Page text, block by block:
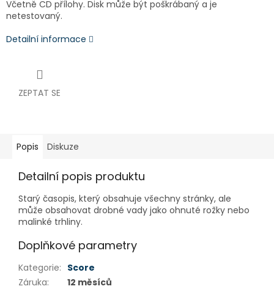
Včetně CD přílohy. Disk může být poškrábaný a je
netestovaný.
Detailní informace
ZEPTAT SE
Popis Diskuze
Detailní popis produktu
Starý časopis, který obsahuje všechny stránky, ale
může obsahovat drobné vady jako ohnuté rožky nebo
malinké trhliny.
Doplňkové parametry
Kategorie: Score
Záruka: 12 měsíců